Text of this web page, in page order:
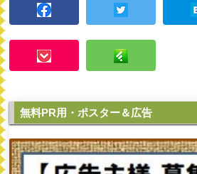
無料PR用・ポスター＆広告